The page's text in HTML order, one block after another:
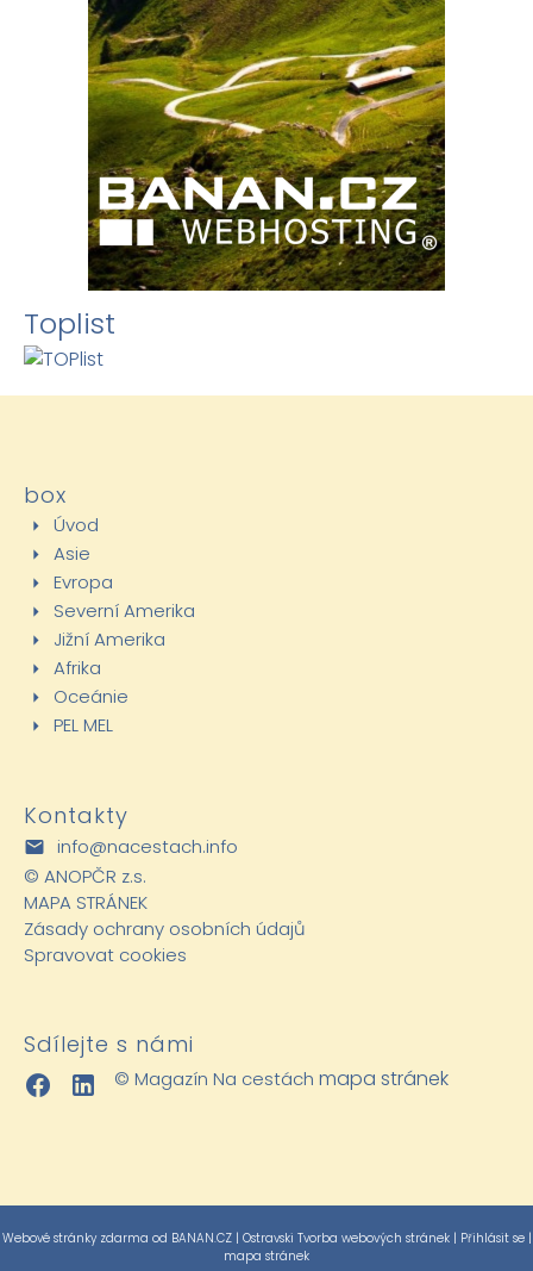
Toplist
box
Úvod
Asie
Evropa
Severní Amerika
Jižní Amerika
Afrika
Oceánie
PEL MEL
Kontakty
info@nacestach.info
© ANOPČR z.s.
MAPA STRÁNEK
Zásady ochrany osobních údajů
Spravovat cookies
Sdílejte s námi
© Magazín Na cestách mapa stránek
Webové stránky zdarma od BANAN.CZ| Ostravski Tvorba webových stránek | Přihlásit se |
mapa stránek